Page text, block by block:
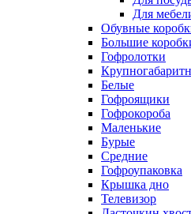
Для
Обувные
Большие
Гофролотки
Белые
Гофроящики
Гофрокороба
Маленькие
Бурые
Средние
Гофроупаковка
Крышка дно
Телевизор